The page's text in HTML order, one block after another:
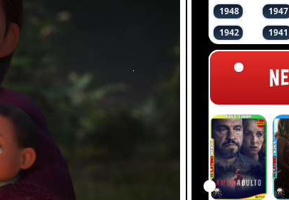
1948
1947
1942
1941